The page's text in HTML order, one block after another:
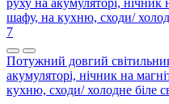
7
Потужний довгий
акумуляторі, нічник на
кухню, сходи/ холодне біле